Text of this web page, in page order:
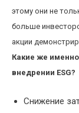
этому они не
больше
акции
Какие же
внедрении ESG?
Снижение